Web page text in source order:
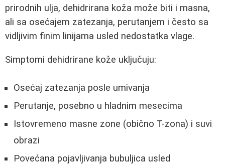
prirodnih ulja, dehidrirana koža može biti i masna,
ali sa osećajem zatezanja, perutanjem i često sa
vidljivim finim linijama usled nedostatka vlage.
Simptomi dehidrirane kože uključuju:
Osećaj zatezanja posle umivanja
Perutanje, posebno u hladnim mesecima
Istovremeno masne zone (obično T-zona) i suvi
obrazi
Povećana pojavljivanja bubuljica usled